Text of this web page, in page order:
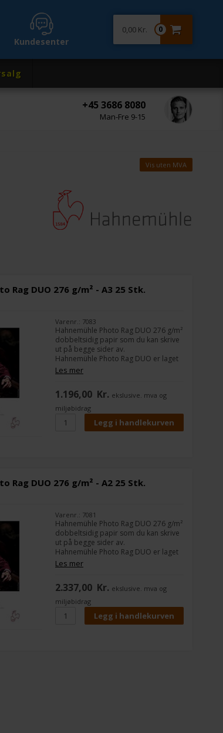
+45 3686 8080
Man-Fre 9-15
Kundesenter
0
0,00 Kr.
Vis uten MVA
Rag DUO 276 g/m² - A3 25 Stk.
Varenr.: 7083
Hahnemühle Photo Rag DUO 276 g/m²
dobbeltsidig papir som du kan skrive
ut på begge sider av.
Hahnemühle Photo Rag DUO er laget
av 100 % bomullsfibre og har en myk
overflatestruktur.
Photo Rag DUO er laget til fotografer
og designere som vil lage sine egne
bildealbum eller porteføljer.
Du kan skrive ut på begge sider av
papiret med Hahnemühle Photo Rags
Les mer
1.196,00 Kr. ekslusive. mva og
miljøbidrag
Rag DUO 276 g/m² - A2 25 Stk.
Varenr.: 7081
Hahnemühle Photo Rag DUO 276 g/m²
dobbeltsidig papir som du kan skrive
ut på begge sider av.
Hahnemühle Photo Rag DUO er laget
av 100 % bomullsfibre og har en myk
overflatestruktur.
Photo Rag DUO er laget til fotografer
og designere som vil lage sine egne
bildealbum eller porteføljer.
Du kan skrive ut på begge sider av
papiret med Hahnemühle Photo Rags
Les mer
2.337,00 Kr. ekslusive. mva og
miljøbidrag